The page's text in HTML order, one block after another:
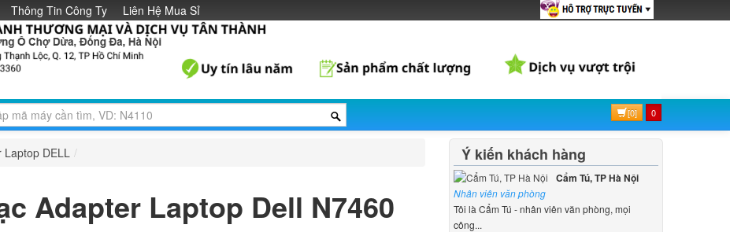
Thông Tin Công Ty Liên Hệ Mua Sỉ
[0] 0
Laptop DELL /
Adapter Laptop Dell N7460
Ý kiến khách hàng
Cẩm Tú, TP Hà Nội
Nhân viên văn phòng
Tôi là Cẩm Tú - nhân viên văn phòng, mọi
công...